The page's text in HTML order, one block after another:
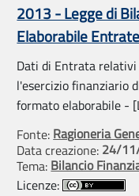
2013 - Legge di
Elaborabile
Dati di Entrata relativi
l'esercizio finanziario
formato elaborabile -
Fonte: Ragioneria
Data creazione: 24/
Tema: Bilancio
Licenze: